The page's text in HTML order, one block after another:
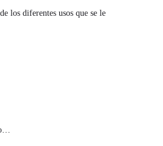
los diferentes usos que se le